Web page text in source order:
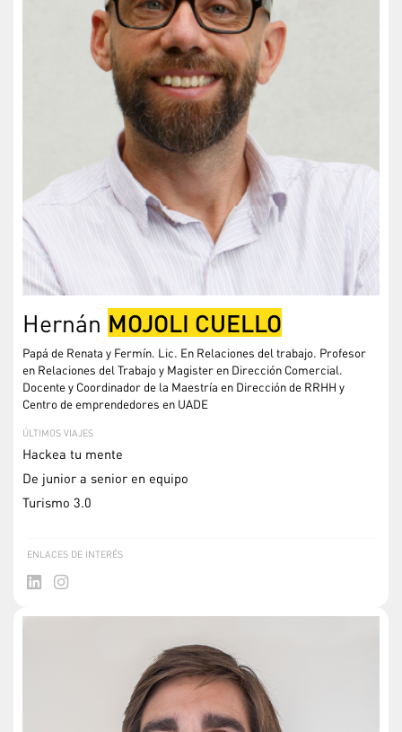
Hernán MOJOLI CUELLO
Papá de Renata y Fermín. Lic. En Relaciones del trabajo. Profesor
en Relaciones del Trabajo y Magister en Dirección Comercial.
Docente y Coordinador de la Maestría en Dirección de RRHH y
Centro de emprendedores en UADE
ÚLTIMOS VIAJES
Hackea tu mente
De junior a senior en equipo
Turismo 3.0
ENLACES DE INTERÉS